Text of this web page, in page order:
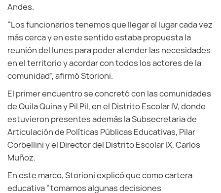
Andes.
“Los funcionarios tenemos que llegar al lugar cada vez
más cerca y en este sentido estaba propuesta la
reunión del lunes para poder atender las necesidades
en el territorio y acordar con todos los actores de la
comunidad”, afirmó Storioni.
El primer encuentro se concretó con las comunidades
de Quila Quina y Pil Pil, en el Distrito Escolar IV, donde
estuvieron presentes además la Subsecretaria de
Articulación de Políticas Públicas Educativas, Pilar
Corbellini y el Director del Distrito Escolar IX, Carlos
Muñoz.
En este marco, Storioni explicó que como cartera
educativa “tomamos algunas decisiones